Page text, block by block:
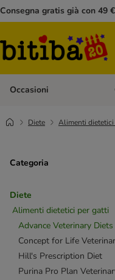
Consegna gratis già con 49
Occasioni
Diete Alimenti dietetici
Categoria
Diete
Alimenti dietetici per gatti
Advance Veterinary Diets
Concept for Life
Hill's Prescription Diet
Purina Pro Plan